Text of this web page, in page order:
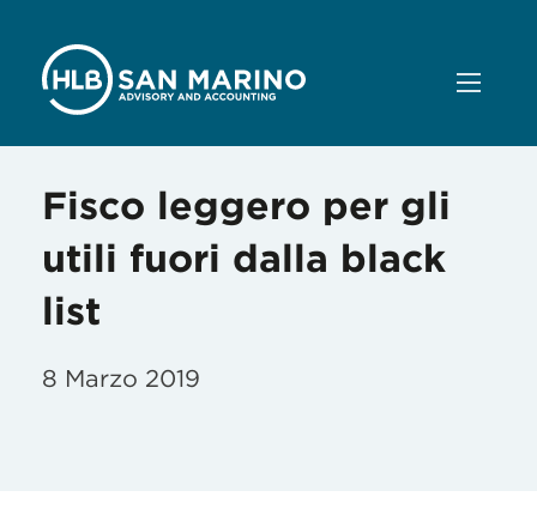
Fisco leggero per gli
utili fuori dalla black
list
8 Marzo 2019